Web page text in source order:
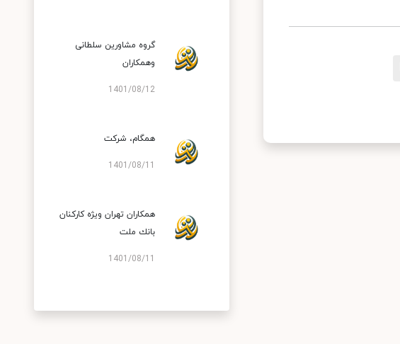
گروه مشاورین سلطانی
وهمکاران
1401/08/12
همگام، شركت
1401/08/11
همكاران تهران ویژه كاركنان
بانك ملت
1401/08/11